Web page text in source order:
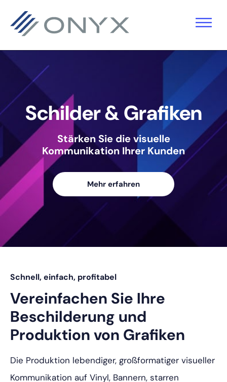
Hauptnavigation
Hauptinhalt
Fußzeile
Schilder & Grafiken
Stärken Sie die visuelle
Kommunikation Ihrer Kunden
Mehr erfahren
Schnell, einfach, profitabel
Vereinfachen Sie Ihre
Beschilderung und
Produktion von Grafiken
Die Produktion lebendiger, großformatiger visueller
Kommunikation auf Vinyl, Bannern, starren